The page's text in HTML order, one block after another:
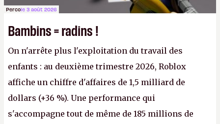
Percole 3 août 2026
Bambins = radins !
On n'arrête plus l'exploitation du travail des
enfants : au deuxième trimestre 2026, Roblox
affiche un chiffre d'affaires de 1,5 milliard de
dollars (+36 %). Une performance qui
s'accompagne tout de même de 185 millions de